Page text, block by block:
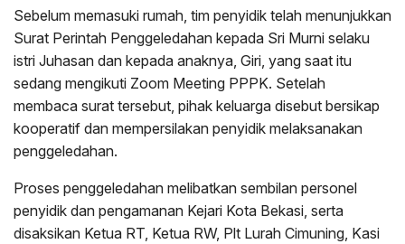
Sebelum memasuki rumah, tim penyidik telah menunjukkan
Surat Perintah Penggeledahan kepada Sri Murni selaku
istri Juhasan dan kepada anaknya, Giri, yang saat itu
sedang mengikuti Zoom Meeting PPPK. Setelah
membaca surat tersebut, pihak keluarga disebut bersikap
kooperatif dan mempersilakan penyidik melaksanakan
penggeledahan.
Proses penggeledahan melibatkan sembilan personel
penyidik dan pengamanan Kejari Kota Bekasi, serta
disaksikan Ketua RT, Ketua RW, Plt Lurah Cimuning, Kasi